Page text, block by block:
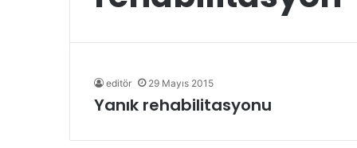
editör 29 Mayıs 2015
Yanık rehabilitasyonu